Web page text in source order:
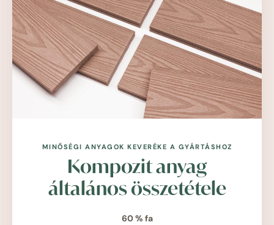
MINŐSÉGI ANYAGOK KEVERÉKE A GYÁRTÁSHOZ
Kompozit anyag
általános összetétele
60 % fa